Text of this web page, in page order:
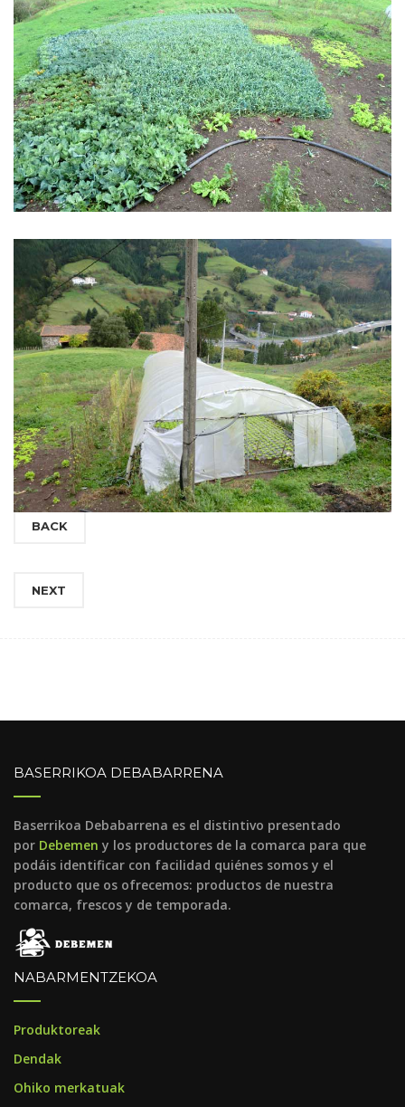
BACK
NEXT
BASERRIKOA DEBABARRENA
Baserrikoa Debabarrena es el distintivo presentado
por Debemen y los productores de la comarca para que
podáis identificar con facilidad quiénes somos y el
producto que os ofrecemos: productos de nuestra
comarca, frescos y de temporada.
NABARMENTZEKOA
Produktoreak
Dendak
Ohiko merkatuak